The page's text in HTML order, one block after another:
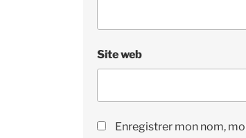
Site web
Enregistrer mon nom,